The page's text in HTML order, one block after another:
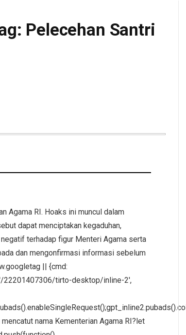
Pelecehan Santri
Agama RI. Hoaks ini muncul dalam
dapat menciptakan kegaduhan,
terhadap figur Menteri Agama serta
dan mengonfirmasi informasi sebelum
|| {cmd:
22201407306/tirto-desktop/inline-2',
nama Kementerian Agama RI?let